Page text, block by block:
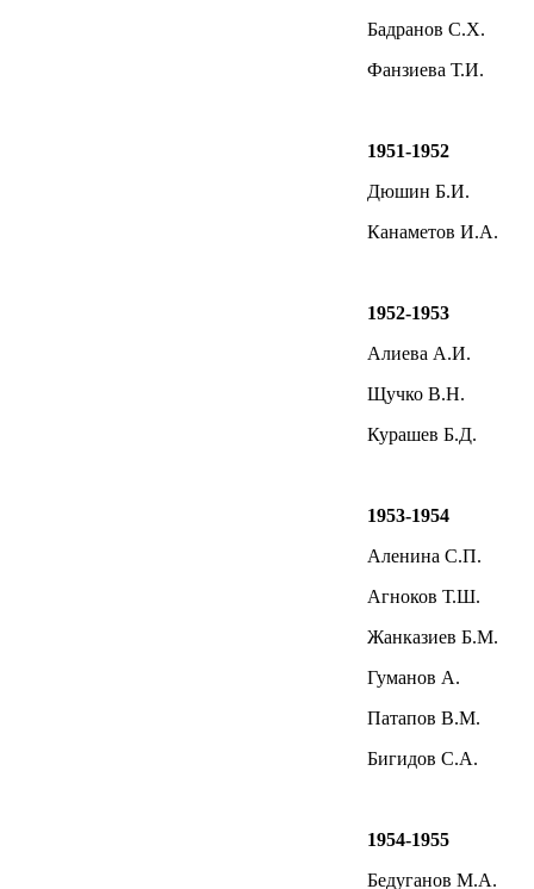
Бадранов С.Х.
Фанзиева Т.И.
1951-1952
Дюшин Б.И.
Канаметов И.А.
1952-1953
Алиева А.И.
Щучко В.Н.
Курашев Б.Д.
1953-1954
Аленина С.П.
Агноков Т.Ш.
Жанказиев Б.М.
Гуманов А.
Патапов В.М.
Бигидов С.А.
1954-1955
Бедуганов М.А.